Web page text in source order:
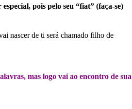
pois pelo seu “fiat” (faça-se)
nascer de ti será chamado filho de
mas logo vai ao encontro de sua